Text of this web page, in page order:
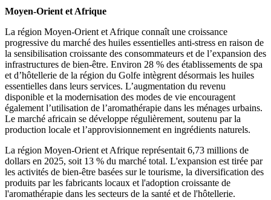
Moyen-Orient et Afrique
La région Moyen-Orient et Afrique connaît une croissance
progressive du marché des huiles essentielles anti-stress en raison de
la sensibilisation croissante des consommateurs et de l’expansion des
infrastructures de bien-être. Environ 28 % des établissements de spa
et d’hôtellerie de la région du Golfe intègrent désormais les huiles
essentielles dans leurs services. L’augmentation du revenu
disponible et la modernisation des modes de vie encouragent
également l’utilisation de l’aromathérapie dans les ménages urbains.
Le marché africain se développe régulièrement, soutenu par la
production locale et l’approvisionnement en ingrédients naturels.
La région Moyen-Orient et Afrique représentait 6,73 millions de
dollars en 2025, soit 13 % du marché total. L'expansion est tirée par
les activités de bien-être basées sur le tourisme, la diversification des
produits par les fabricants locaux et l'adoption croissante de
l'aromathérapie dans les secteurs de la santé et de l'hôtellerie.